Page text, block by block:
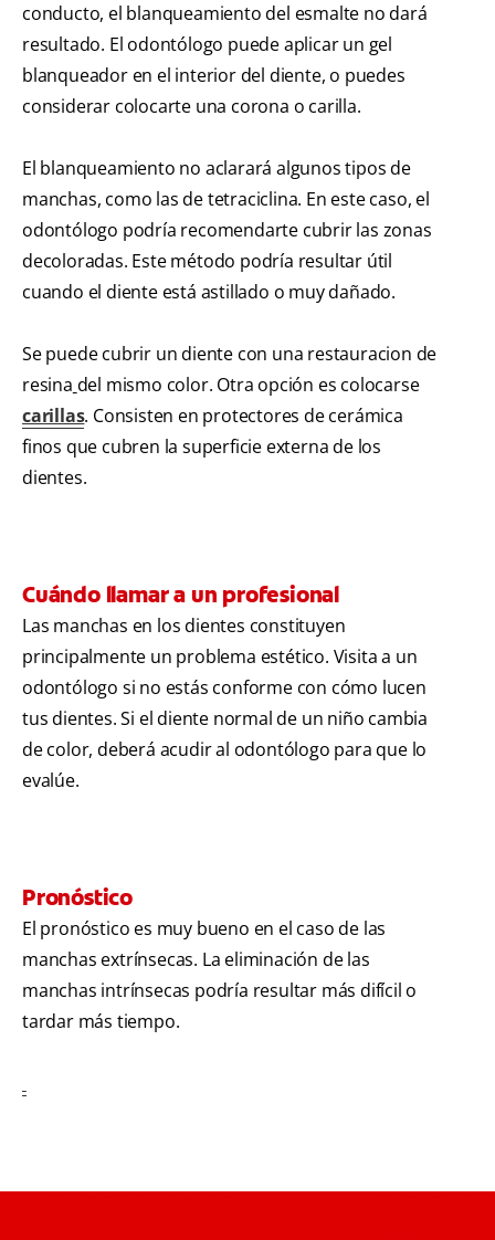
conducto, el blanqueamiento del esmalte no dará
resultado. El odontólogo puede aplicar un gel
blanqueador en el interior del diente, o puedes
considerar colocarte una corona o carilla.
El blanqueamiento no aclarará algunos tipos de
manchas, como las de tetraciclina. En este caso, el
odontólogo podría recomendarte cubrir las zonas
decoloradas. Este método podría resultar útil
cuando el diente está astillado o muy dañado.
Se puede cubrir un diente con una restauracion de
resina del mismo color. Otra opción es colocarse
carillas. Consisten en protectores de cerámica
finos que cubren la superficie externa de los
dientes.
Cuándo llamar a un profesional
Las manchas en los dientes constituyen
principalmente un problema estético. Visita a un
odontólogo si no estás conforme con cómo lucen
tus dientes. Si el diente normal de un niño cambia
de color, deberá acudir al odontólogo para que lo
evalúe.
Pronóstico
El pronóstico es muy bueno en el caso de las
manchas extrínsecas. La eliminación de las
manchas intrínsecas podría resultar más difícil o
tardar más tiempo.